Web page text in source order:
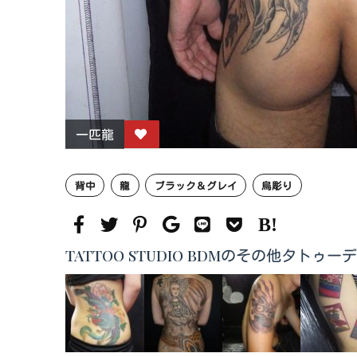
一匹龍
背中 龍 ブラック＆グレイ 烏彫り
TATTOO STUDIO BDMのその他タトゥー